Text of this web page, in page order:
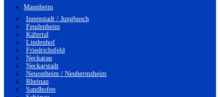
Mannheim
Innenstadt / Jungbusch
Feudenheim
Käfertal
Lindenhof
Friedrichsfeld
Neckarau
Neckarstadt
Neuostheim / Neuhermsheim
Rheinau
Sandhofen